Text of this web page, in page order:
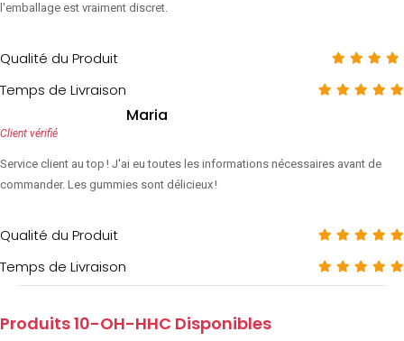
l'emballage est vraiment discret.
Qualité du Produit
Temps de Livraison
Maria
Client vérifié
Service client au top ! J'ai eu toutes les informations nécessaires avant de
commander. Les gummies sont délicieux !
Qualité du Produit
Temps de Livraison
Produits 10-OH-HHC Disponibles